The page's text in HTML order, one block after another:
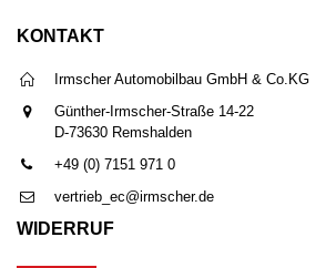
KONTAKT
Irmscher Automobilbau GmbH & Co.KG
Günther-Irmscher-Straße 14-22
D-73630 Remshalden
+49 (0) 7151 971 0
vertrieb_ec@irmscher.de
WIDERRUF